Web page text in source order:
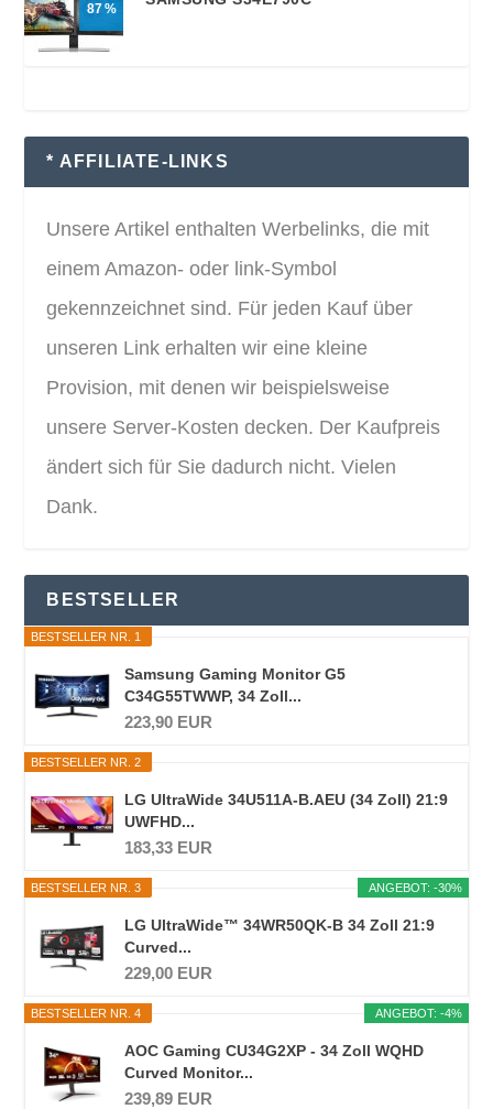
87
* AFFILIATE-LINKS
Unsere Artikel enthalten Werbelinks, die mit
einem Amazon- oder link-Symbol
gekennzeichnet sind. Für jeden Kauf über
unseren Link erhalten wir eine kleine
Provision, mit denen wir beispielsweise
unsere Server-Kosten decken. Der Kaufpreis
ändert sich für Sie dadurch nicht. Vielen
Dank.
BESTSELLER
BESTSELLER NR. 1
Samsung Gaming Monitor G5
C34G55TWWP, 34 Zoll...
223,90 EUR
BESTSELLER NR. 2
LG UltraWide 34U511A-B.AEU (34 Zoll) 21:9
UWFHD...
183,33 EUR
ANGEBOT: -30%
BESTSELLER NR. 3
LG UltraWide™ 34WR50QK-B 34 Zoll 21:9
Curved...
229,00 EUR
ANGEBOT: -4%
BESTSELLER NR. 4
AOC Gaming CU34G2XP - 34 Zoll WQHD
Curved Monitor...
239,89 EUR